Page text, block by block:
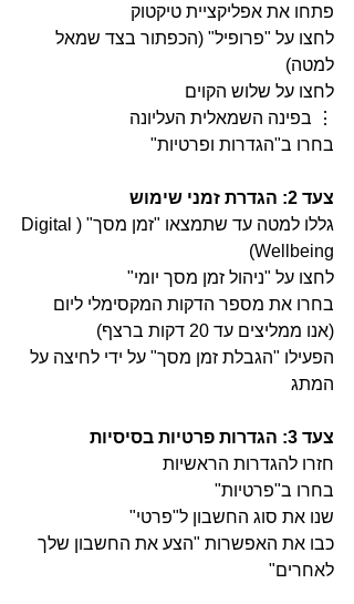
פתחו את אפליקציית טיקטוק
לחצו על "פרופיל" (הכפתור בצד שמאל
למטה)
לחצו על שלוש הקוים
⋮ בפינה השמאלית העליונה
בחרו ב"הגדרות ופרטיות"
צעד 2: הגדרת זמני שימוש
גללו למטה עד שתמצאו "זמן מסך" (Digital
Wellbeing)
לחצו על "ניהול זמן מסך יומי"
בחרו את מספר הדקות המקסימלי ליום
(אנו ממליצים עד 20 דקות ברצף)
הפעילו "הגבלת זמן מסך" על ידי לחיצה על
המתג
צעד 3: הגדרות פרטיות בסיסיות
חזרו להגדרות הראשיות
בחרו ב"פרטיות"
שנו את סוג החשבון ל"פרטי"
כבו את האפשרות "הצע את החשבון שלך
לאחרים"